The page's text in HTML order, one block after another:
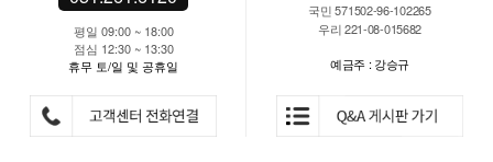
평일 09:00 ~ 18:00
점심 12:30 ~ 13:30
휴무 토/일 및 공휴일
국민 571502-96-102265
우리 221-08-015682
예금주 : 강승규